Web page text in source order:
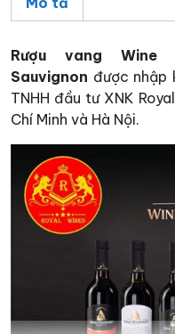
Rượu vang Wine
Sauvignon được nhập
TNHH đầu tư XNK
Chí Minh và Hà Nội.